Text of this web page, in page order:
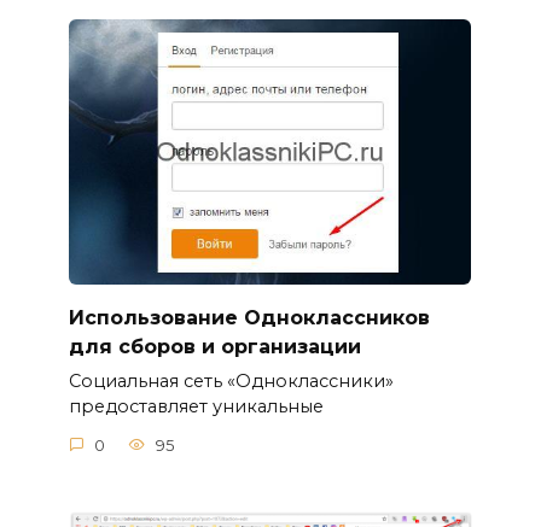
Использование Одноклассников
для сборов и организации
Социальная сеть «Одноклассники»
предоставляет уникальные
0 95